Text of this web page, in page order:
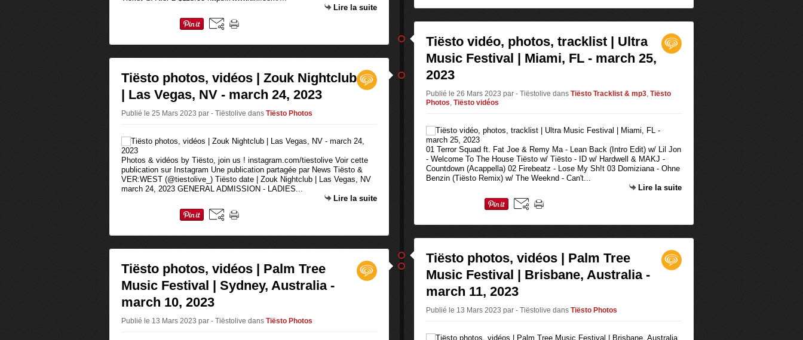
Lire la suite
Tiësto photos, vidéos | Zouk Nightclub
| Las Vegas, NV - march 24, 2023
Publié le 25 Mars 2023 par - Tiëstolive dans Tiësto Photos
Photos & vidéos by Tiësto, join us ! instagram.com/tiestolive Voir cette
publication sur Instagram Une publication partagée par News Tiësto &
VER:WEST (@tiestolive_) Tiësto date | Zouk Nightclub | Las Vegas, NV
march 24, 2023 GENERAL ADMISSION - LADIES...
Lire la suite
Tiësto photos, vidéos | Palm Tree
Music Festival | Sydney, Australia -
march 10, 2023
Publié le 13 Mars 2023 par - Tiëstolive dans Tiësto Photos
Tiësto vidéo, photos, tracklist | Ultra
Music Festival | Miami, FL - march 25,
2023
Publié le 26 Mars 2023 par - Tiëstolive dans Tiësto Tracklist & mp3 Tiësto
Photos Tiësto vidéos
01 Terror Squad ft. Fat Joe & Remy Ma - Lean Back (Intro Edit) w/ Lil Jon
- Welcome To The House Tiësto w/ Tiësto - ID w/ Hardwell & MAKJ -
Countdown (Acappella) 02 Firebeatz - Lose My Sh!t 03 Domiziana - Ohne
Benzin (Tiësto Remix) w/ The Weeknd - Can't...
Lire la suite
Tiësto photos, vidéos | Palm Tree
Music Festival | Brisbane, Australia -
march 11, 2023
Publié le 13 Mars 2023 par - Tiëstolive dans Tiësto Photos